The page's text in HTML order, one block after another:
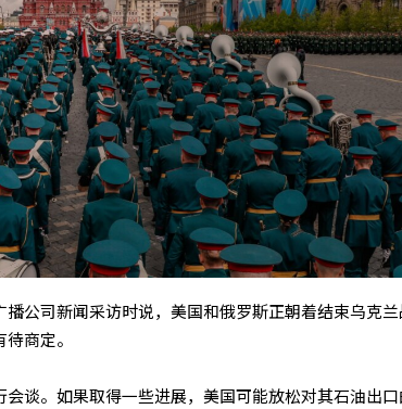
公司新闻采访时说，美国和俄罗斯正朝着结束乌克
商定。
谈。如果取得一些进展，美国可能放松对其石油出